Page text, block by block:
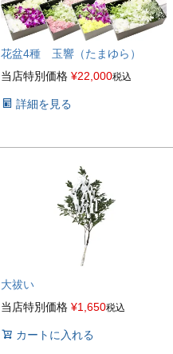
花盆4種 玉響（たまゆら）
当店特別価格 ¥22,000税込
詳細を見る
大祓い
当店特別価格 ¥1,650税込
カートに入れる